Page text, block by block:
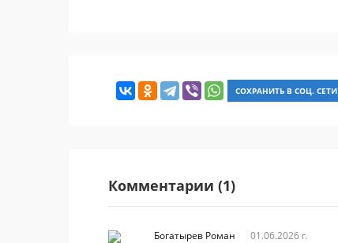
СОХРАНИТЬ В СОЦ. СЕТИ
Комментарии (1)
Богатырев Роман
01.06.2026 г.